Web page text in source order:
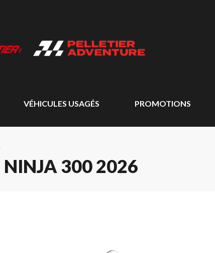
VÉHICULES USAGÉS PROMOTIONS
300 2026